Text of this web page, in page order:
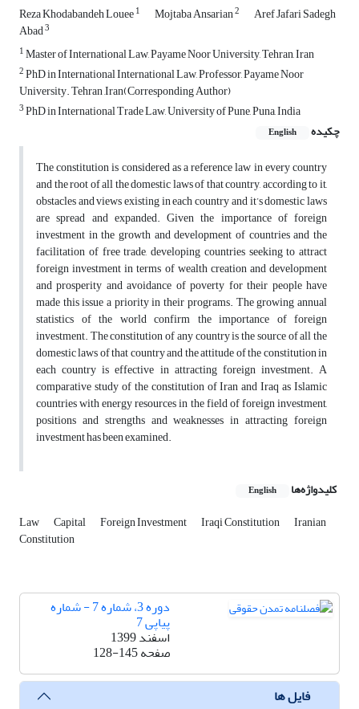
Reza Khodabandeh Louee1 Mojtaba Ansarian2 Aref Jafari Sadegh
Abad3
1Master of International Law, Payame Noor University, Tehran, Iran
2PhD in International International Law, Professor, Payame Noor
University. Tehran ,Iran(Corresponding Author)
3PhD in International Trade Law, University of Pune, Puna, India
چکیده
English
The constitution is considered as a reference law in every country
and the root of all the domestic laws of that country, according to it,
obstacles and views existing in each country and it’s domestic laws
are spread and expanded. Given the importance of foreign
investment in the growth and development of countries and the
facilitation of free trade, developing countries seeking to attract
foreign investment in terms of wealth creation and development
and prosperity and avoidance of poverty for their people have
made this issue a priority in their programs. The growing annual
statistics of the world confirm the importance of foreign
investment. The constitution of any country is the source of all the
domestic laws of that country and the attitude of the constitution in
each country is effective in attracting foreign investment. A
comparative study of the constitution of Iran and Iraq as Islamic
countries with energy resources in the field of foreign investment,
positions and strengths and weaknesses in attracting foreign
investment has been examined.
کلیدواژه‌ها English
Law Capital Foreign Investment Iraqi Constitution Iranian
Constitution
دوره 3، شماره 7 - شماره
پیاپی 7
اسفند 1399
صفحه128-145
فایل ها